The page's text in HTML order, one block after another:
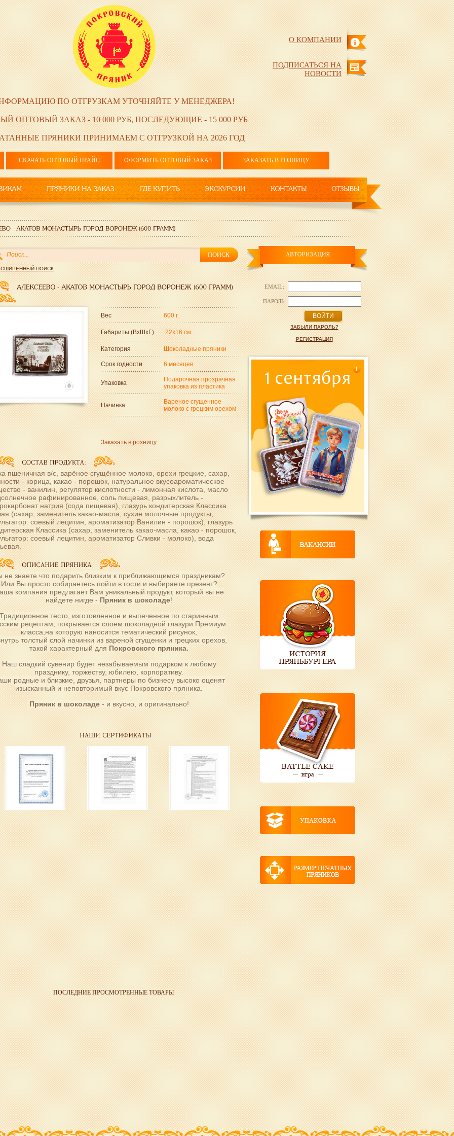
О КОМПАНИИ
ПОДПИСАТЬСЯ НА
НОВОСТИ
ПО ОТГРУЗКАМ УТОЧНЯЙТЕ У МЕНЕДЖЕРА!
ОПТОВЫЙ ЗАКАЗ - 10 000 РУБ, ПОСЛЕДУЮЩИЕ - 15 000 РУБ
ПРЯНИКИ ПРИНИМАЕМ С ОТГРУЗКОЙ НА 2026 ГОД
СКАЧАТЬ ОПТОВЫЙ ПРАЙС ОФОРМИТЬ ОПТОВЫЙ ЗАКАЗ ЗАКАЗАТЬ В РОЗНИЦУ
ПОИСК
Вес 600 г.
Габариты (ВxШxГ) 22x16 см.
Категория Шоколадные пряники
Срок годности 6 месяцев
Упаковка
Подарочная прозрачная
упаковка из пластика
Начинка
Вареное сгущенное
молоко с грецким орехом
Заказать в розницу
пшеничная в/с, варёное сгущённое молоко, орехи грецкие, сахар,
- корица, какао - порошок, натуральное вкусоароматическое
- ванилин, регулятор кислотности - лимонная кислота, масло
рафинированное, соль пищевая, разрыхлитель -
натрия (сода пищевая), глазурь кондитерская Классика
(сахар, заменитель какао-масла, сухие молочные продукты,
соевый лецитин, ароматизатор Ванилин - порошок), глазурь
Классика (сахар, заменитель какао-масла, какао - порошок,
соевый лецитин, ароматизатор Сливки - молоко), вода
не знаете что подарить близким к приближающимся праздникам?
Или Вы просто собираетесь пойти в гости и выбираете презент?
компания предлагает Вам уникальный продукт, который вы не
найдете нигде - Пряник в шоколаде!
Традиционное тесто, изготовленное и выпеченное по старинным
рецептам, покрывается слоем шоколадной глазури Премиум
класса,на которую наносится тематический рисунок,
толстый слой начинки из вареной сгущенки и грецких орехов,
такой характерный для Покровского пряника.
Наш сладкий сувенир будет незабываемым подарком к любому
празднику, торжеству, юбилею, корпоративу.
родные и близкие, друзья, партнеры по бизнесу высоко оценят
изысканный и неповторимый вкус Покровского пряника.
Пряник в шоколаде- и вкусно, и оригинально!
EMAIL:
ПАРОЛЬ:
ВОЙТИ
ЗАБЫЛИ ПАРОЛЬ?
РЕГИСТРАЦИЯ
1
ПОСЛЕДНИЕ ПРОСМОТРЕННЫЕ ТОВАРЫ